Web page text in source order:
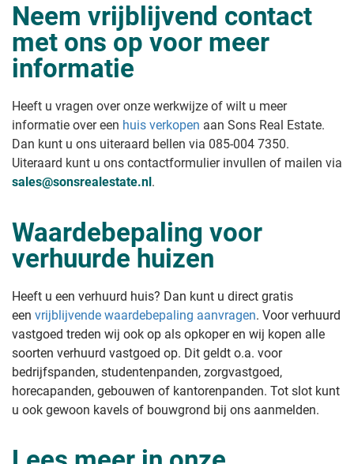
Neem vrijblijvend contact
met ons op voor meer
informatie
Heeft u vragen over onze werkwijze of wilt u meer
informatie over een huis verkopen aan Sons Real Estate.
Dan kunt u ons uiteraard bellen via 085-004 7350.
Uiteraard kunt u ons contactformulier invullen of mailen via
sales@sonsrealestate.nl .
Waardebepaling voor
verhuurde huizen
Heeft u een verhuurd huis? Dan kunt u direct gratis
een vrijblijvende waardebepaling aanvragen. Voor verhuurd
vastgoed treden wij ook op als opkoper en wij kopen alle
soorten verhuurd vastgoed op. Dit geldt o.a. voor
bedrijfspanden, studentenpanden, zorgvastgoed,
horecapanden, gebouwen of kantorenpanden. Tot slot kunt
u ook gewoon kavels of bouwgrond bij ons aanmelden.